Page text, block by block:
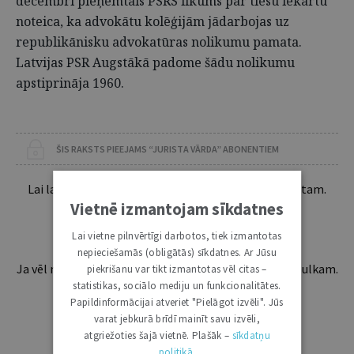
noteica, ka advokātu kolēģijām jādarbojas uz
republikānisku advokatūras nolikumu pamata.
Latvijas PSR Augstākā padome šādu nolikumu
apstiprināja 1960.
ŠIS RAKSTS PIEEJAMS “JURISTA VĀRDA” ABONENTIEM
Lai lasītu šo rakstu tālāk, Tev jābūt žurnāla abonentam.
Esošos abonentus lūdzam autorizēties:
Ja vēl neesi abonents, aicinām pievienoties lasītāju pulkam.
Iegūsi tūlītēju piekļuvi digitālajam saturam!
ABONĒT
Vietnē izmantojam sīkdatnes
Lai vietne pilnvērtīgi darbotos, tiek izmantotas
nepieciešamās (obligātās) sīkdatnes. Ar Jūsu
piekrišanu var tikt izmantotas vēl citas –
statistikas, sociālo mediju un funkcionalitātes.
Papildinformācijai atveriet "Pielāgot izvēli". Jūs
varat jebkurā brīdī mainīt savu izvēli,
atgriežoties šajā vietnē. Plašāk – sīkdatņu